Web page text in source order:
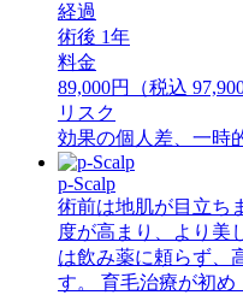
経過
術後 1年
料金
89,000円（税込 97,900
リスク
効果の個人差、一時
p-Scalp
術前は地肌が目立ち
度が高まり、より美
は飲み薬に頼らず、
す。 育毛治療が初